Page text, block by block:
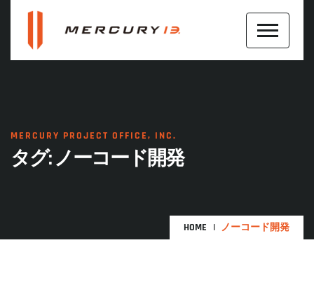
MERCURY PROJECT OFFICE, INC.
タグ:ノーコード開発
HOME ノーコード開発